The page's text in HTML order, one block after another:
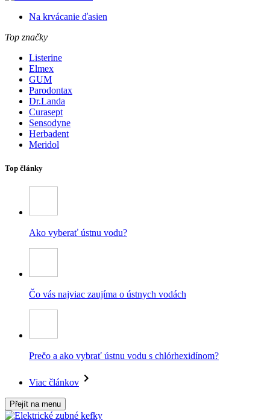
Na krvácanie ďasien
Top značky
Listerine
Elmex
GUM
Parodontax
Dr.Landa
Curasept
Sensodyne
Herbadent
Meridol
Top články
Ako vyberať ústnu vodu?
Čo vás najviac zaujíma o ústnych vodách
Prečo a ako vybrať ústnu vodu s chlórhexidínom?
Viac článkov
Přejít na menu